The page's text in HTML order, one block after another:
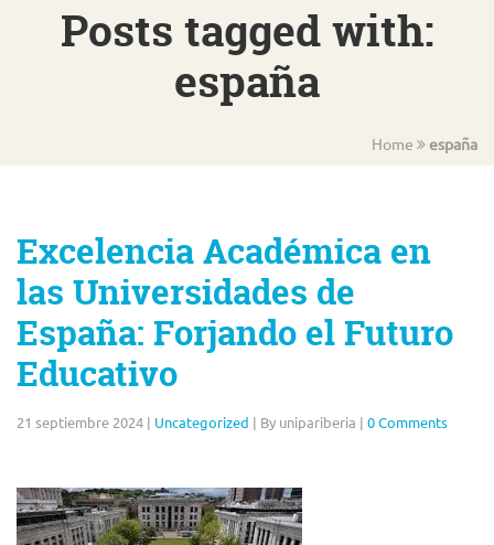
Posts tagged with:
españa
Home españa
Excelencia Académica en
las Universidades de
España: Forjando el Futuro
Educativo
21 septiembre 2024 | Uncategorized | By unipariberia | 0 Comments